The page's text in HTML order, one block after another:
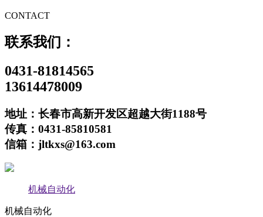
CONTACT
联系我们：
0431-81814565
13614478009
地址：长春市高新开发区超越大街1188号
传真：0431-85810581
信箱：jltkxs@163.com
机械自动化
机械自动化